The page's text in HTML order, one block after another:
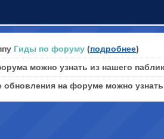
Гиды по форуму (подробнее)
можно узнать из нашего
обновления на форуме можно